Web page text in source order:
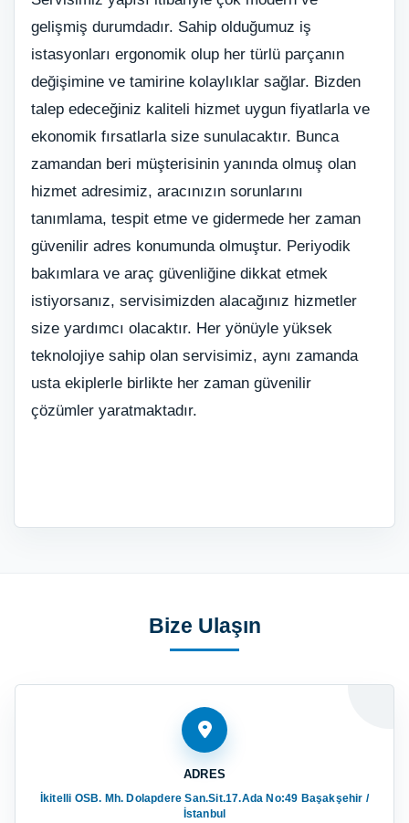
gelişmiş durumdadır. Sahip olduğumuz iş
istasyonları ergonomik olup her türlü parçanın
değişimine ve tamirine kolaylıklar sağlar. Bizden
talep edeceğiniz kaliteli hizmet uygun fiyatlarla ve
ekonomik fırsatlarla size sunulacaktır. Bunca
zamandan beri müşterisinin yanında olmuş olan
hizmet adresimiz, aracınızın sorunlarını
tanımlama, tespit etme ve gidermede her zaman
güvenilir adres konumunda olmuştur. Periyodik
bakımlara ve araç güvenliğine dikkat etmek
istiyorsanız, servisimizden alacağınız hizmetler
size yardımcı olacaktır. Her yönüyle yüksek
teknolojiye sahip olan servisimiz, aynı zamanda
usta ekiplerle birlikte her zaman güvenilir
çözümler yaratmaktadır.
Bize Ulaşın
ADRES
İkitelli OSB. Mh. Dolapdere San.Sit.17.Ada No:49 Başakşehir /
İstanbul